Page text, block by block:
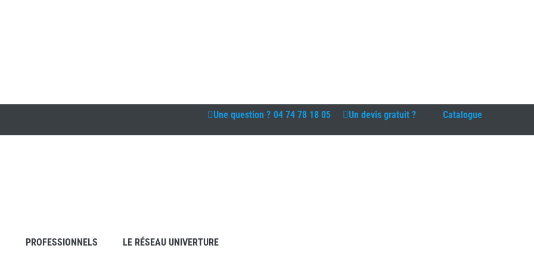
Une question ? 04 74 78 18 05 Un devis gratuit ? Catalogue
PROFESSIONNELS LE RÉSEAU UNIVERTURE